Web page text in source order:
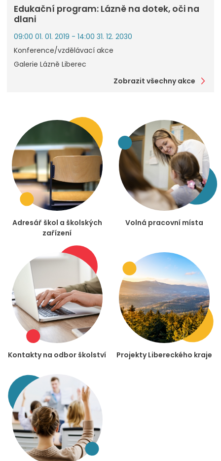
Edukační program: Lázně na dotek, oči na
dlani
09:00 01. 01. 2019 - 14:00 31. 12. 2030
Konference/vzdělávací akce
Galerie Lázně Liberec
Zobrazit všechny akce
Adresář škol a školských
zařízení
Volná pracovní místa
Kontakty na odbor školství Projekty Libereckého kraje